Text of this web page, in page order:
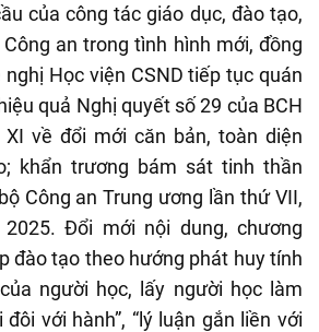
của công tác giáo dục, đào tạo,
an trong tình hình mới, đồng
Học viện CSND tiếp tục quán
quả Nghị quyết số 29 của BCH
về đổi mới căn bản, toàn diện
khẩn trương bám sát tinh thần
Công an Trung ương lần thứ VII,
Đổi mới nội dung, chương
đào tạo theo hướng phát huy tính
người học, lấy người học làm
với hành”, “lý luận gắn liền với